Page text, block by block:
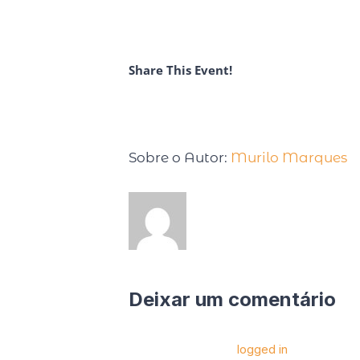
Share This Event!
Sobre o Autor: Murilo Marques
Deixar um comentário
logged in